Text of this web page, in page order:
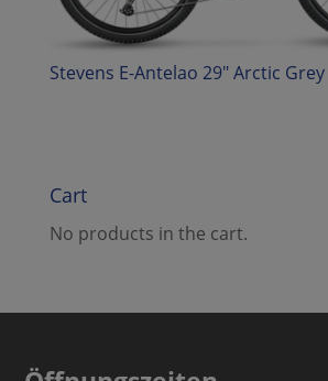
Stevens E-Antelao 29″ Arctic Grey
Cart
No products in the cart.